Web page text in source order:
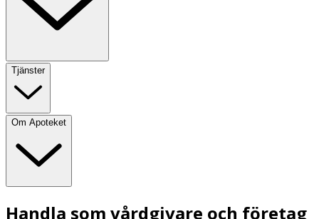
Tjänster
Om Apoteket
Handla som vårdgivare och företag